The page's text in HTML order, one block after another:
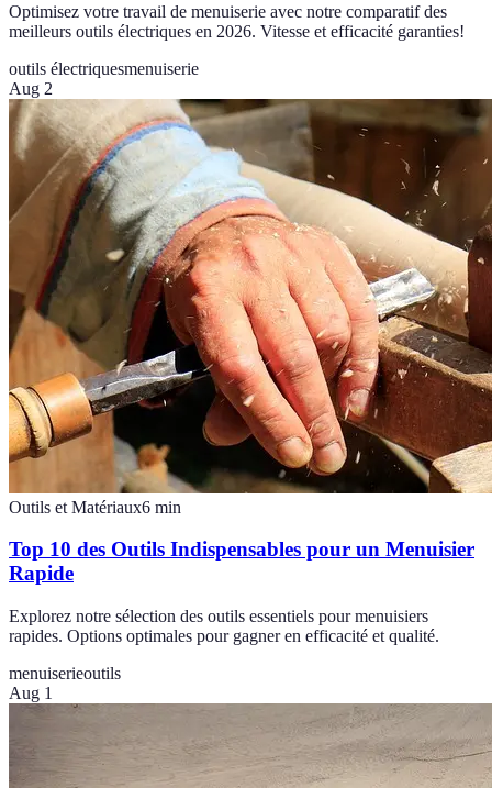
Optimisez votre travail de menuiserie avec notre comparatif des
meilleurs outils électriques en 2026. Vitesse et efficacité garanties!
outils électriquesmenuiserie
Aug 2
Outils et Matériaux6 min
Top 10 des Outils Indispensables pour un Menuisier
Rapide
Explorez notre sélection des outils essentiels pour menuisiers
rapides. Options optimales pour gagner en efficacité et qualité.
menuiserieoutils
Aug 1